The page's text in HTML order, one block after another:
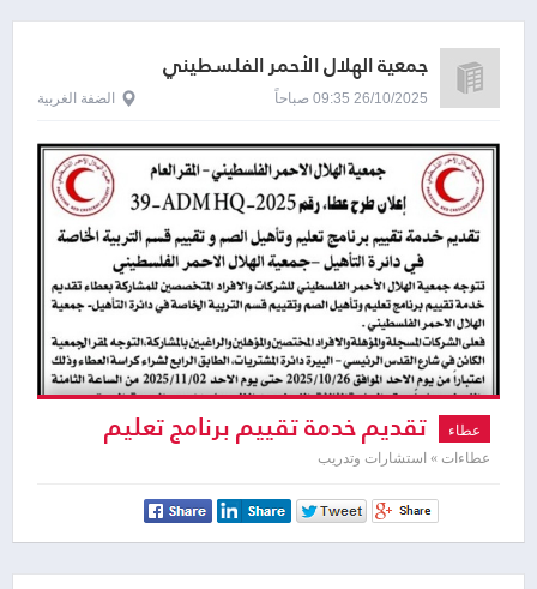
جمعية الهلال الأحمر الفلسطيني
26/10/2025 09:35 صباحاً الضفة الغربية
عطاء تقديم خدمة تقييم برنامج تعليم
وتأهيل الصم وتقييم قسم التربية الخاصة
في دائرة التأهيل
عطاءات » استشارات وتدريب